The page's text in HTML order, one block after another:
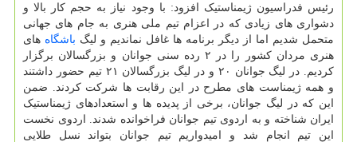
رئیس فدراسیون ژیمناستیک افزود: با وجود نیاز به حجم کار بالا و
دشواری های زیادی که در اعزام تیم ملی هنری به جام های جهانی
متحمل شدیم اما از دیگر برنامه ها غافل نماندیم و لیگ باشگاه های
هنری مردان کشور را در ۲ رده سنی جوانان و بزرگسالان برگزار
کردیم. در لیگ جوانان ۲۰ و در لیگ بزرگسالان ۲۱ تیم حضور داشتند
و همه ژیمناست های مطرح در این رقابت ها شرکت کردند. ضمن
این که در لیگ جوانان، برخی از پدیده ها و استعدادهای ژیمناستیک
ایران شناخته و به اردوی تیم جوانان فراخوانده شدند. اردوی نخست
این تیم انجام شد و امیدواریم تیم جوانان بتواند نسل طلایی